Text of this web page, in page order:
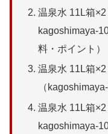
温泉水 11L箱
kagoshimaya-
料・ポイント）
温泉水 11L箱
（
温泉水 11L箱
kagoshimaya-